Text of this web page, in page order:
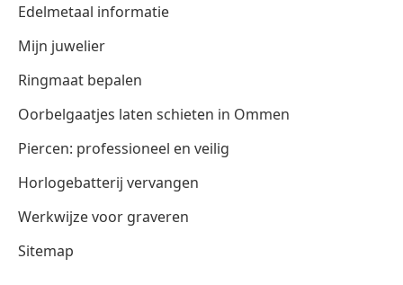
Edelmetaal informatie
Mijn juwelier
Ringmaat bepalen
Oorbelgaatjes laten schieten in Ommen
Piercen: professioneel en veilig
Horlogebatterij vervangen
Werkwijze voor graveren
Sitemap